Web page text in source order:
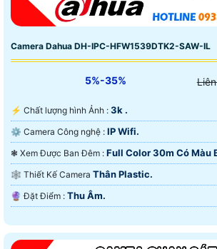
Camera Dahua DH-IPC-HFW1539DTK2-SAW-IL
5%-35%
️⚡ Chất lượng hình Ảnh : 3k .
⚙ Camera Công nghệ : IP Wifi.
❃ Xem Được Ban Đêm : Full Color 30m Có Màu
🕸️ Thiết Kế Camera Thân Plastic.
️🔮 Đặt Điểm : Thu Âm.